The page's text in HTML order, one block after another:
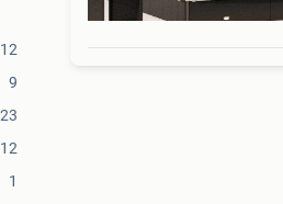
12
9
23
12
1